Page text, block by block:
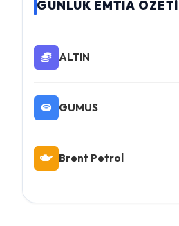
GÜNLÜK EMTIA ÖZETİ
ALTIN
GUMUS
Brent Petrol